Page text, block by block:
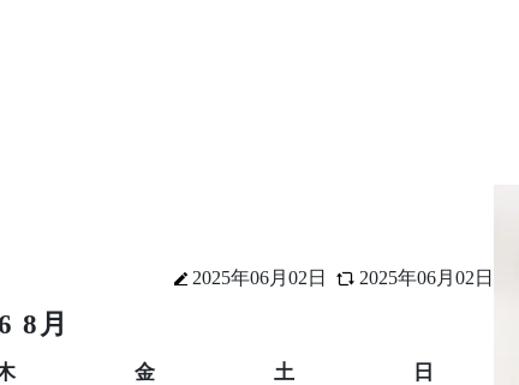
2025年06月02日 2025年06月02日
8月
金 土
日